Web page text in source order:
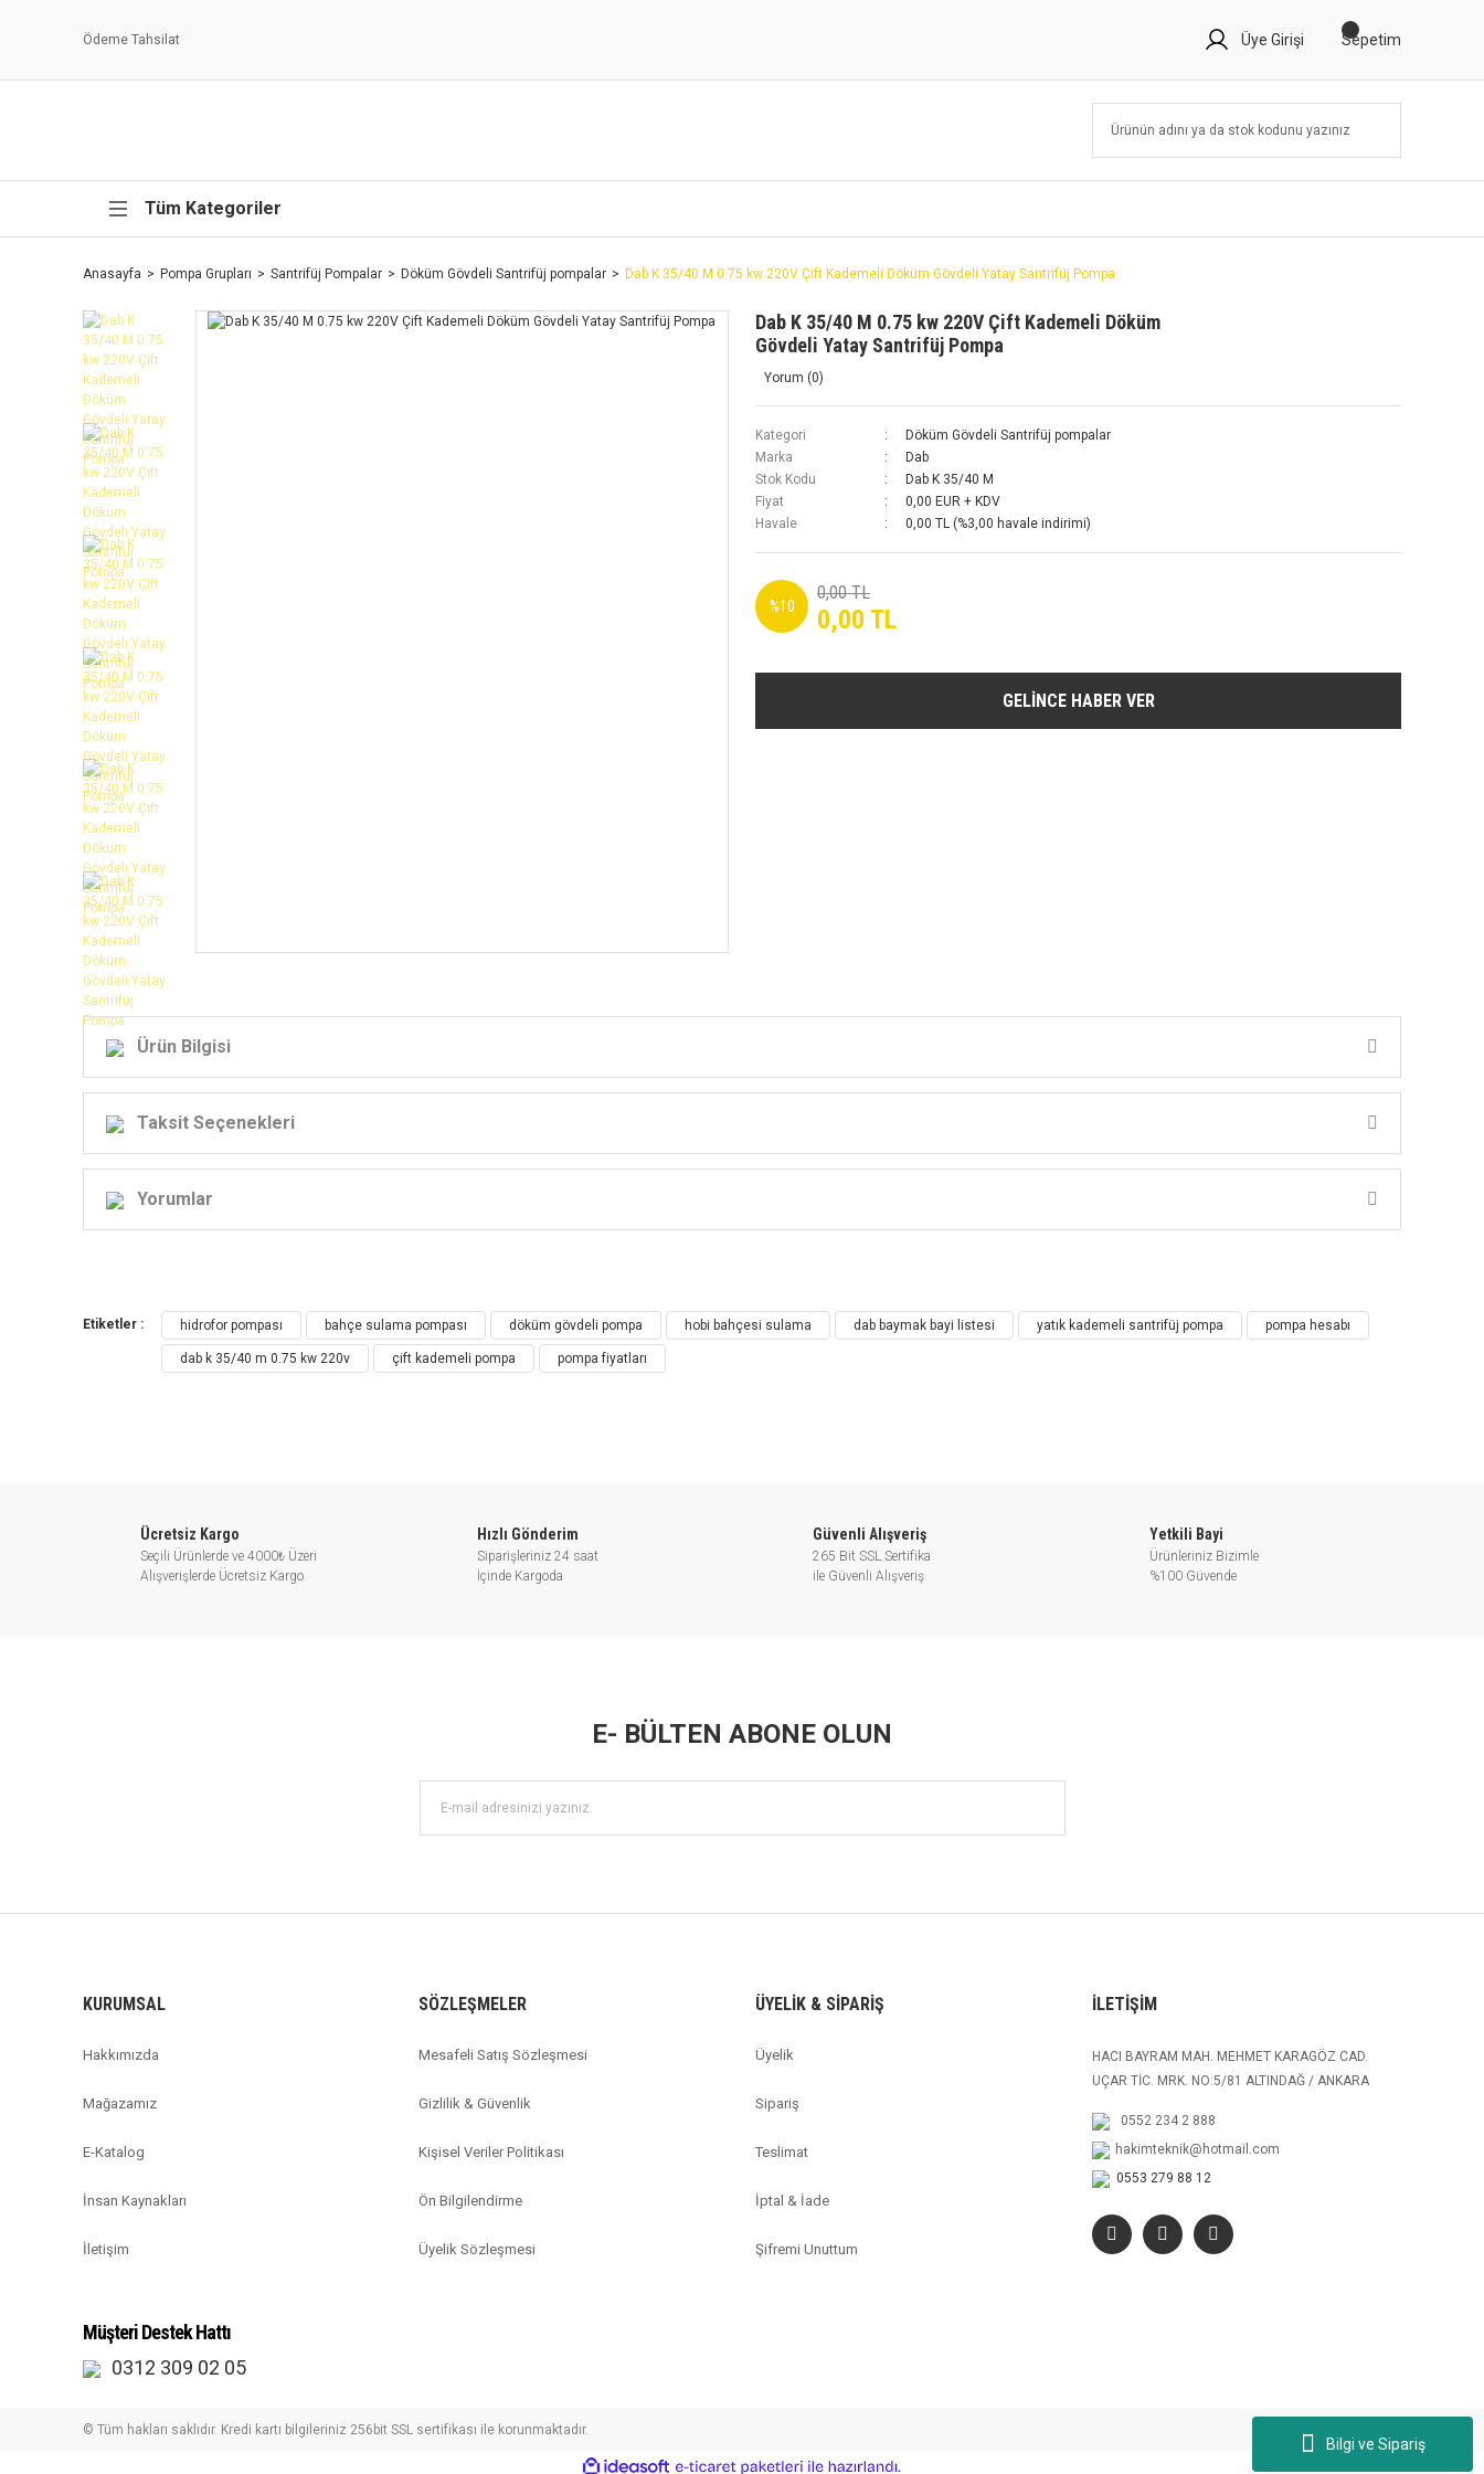
Bilgi ve Sipariş
Ödeme Tahsilat Üye Girişi Sepetim
Tüm Kategoriler
Anasayfa Pompa Grupları Santrifüj Pompalar Döküm Gövdeli Santrifüj pompalar Dab K 35/40 M 0.75 kw 220V Çift Kademeli Döküm Gövdeli Yatay Santrifüj Pompa
Dab K 35/40 M 0.75 kw 220V Çift Kademeli Döküm
Gövdeli Yatay Santrifüj Pompa
Yorum (0)
Kategori
Döküm Gövdeli Santrifüj pompalar
Marka
Dab
Stok Kodu
Dab K 35/40 M
Fiyat
0,00 EUR + KDV
Havale
0,00 TL (%3,00 havale indirimi)
%10
0,00 TL
0,00 TL
GELİNCE HABER VER
Ürün Bilgisi
DAB K Serisi
Taksit Seçenekleri
Yorumlar
Etiketler : hidrofor pompası bahçe sulama pompası döküm gövdeli pompa hobi bahçesi sulama dab baymak bayi listesi yatık kademeli santrifüj pompa pompa hesabı
dab k 35/40 m 0.75 kw 220v çift kademeli pompa pompa fiyatları
Ücretsiz Kargo
Seçili Ürünlerde ve 4000₺ Üzeri
Alışverişlerde Ücretsiz Kargo
Hızlı Gönderim
Siparişleriniz 24 saat
İçinde Kargoda
Güvenli Alışveriş
265 Bit SSL Sertifika
ile Güvenli Alışveriş
Yetkili Bayi
Ürünleriniz Bizimle
%100 Güvende
E- BÜLTEN ABONE OLUN
KURUMSAL
Hakkımızda
Mağazamız
E-Katalog
İnsan Kaynakları
İletişim
SÖZLEŞMELER
Mesafeli Satış Sözleşmesi
Gizlilik & Güvenlik
Kişisel Veriler Politikası
Ön Bilgilendirme
Üyelik Sözleşmesi
ÜYELİK & SİPARİŞ
Üyelik
Sipariş
Teslimat
İptal & İade
Şifremi Unuttum
İLETİŞİM
HACI BAYRAM MAH. MEHMET KARAGÖZ CAD.
UÇAR TİC. MRK. NO:5/81 ALTINDAĞ / ANKARA
0552 234 2 888
hakimteknik@hotmail.com
0553 279 88 12
Müşteri Destek Hattı
0312 309 02 05
© Tüm hakları saklıdır. Kredi kartı bilgileriniz 256bit SSL sertifikası ile korunmaktadır.
ideasoft e-